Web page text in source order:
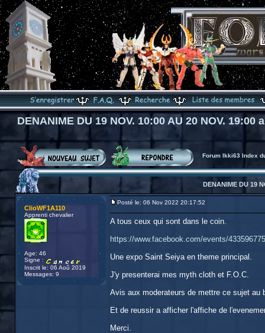
DENANIME DU 19 NOV. 10:00 AU 20 NOV. 19:00
Forum Ikki63 Index
DENANIME DU 19
ClioWF1A110
Apprenti chevalier
Age: 46
Signe :
Inscrit le: 06 Aoû 2019
Messages: 9
Posté le: 06 Nov 2022 20:17:52
A tous ceux qui sont dans le coin.
https://www.facebook.com/events/
Une expo Saint Seiya en theme principal.
J'y presenterai mes myth cloth et F.O.C.
Avis aux moderateurs de mettre ce sujet au
Et de reussir a afficher l'affiche de
Merci.